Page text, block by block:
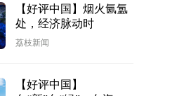
【好评中国】烟火氤氲
处，经济脉动时
荔枝新闻
【好评中国】